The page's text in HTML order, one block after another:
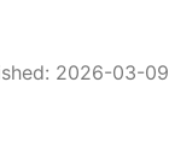
2026-03-09